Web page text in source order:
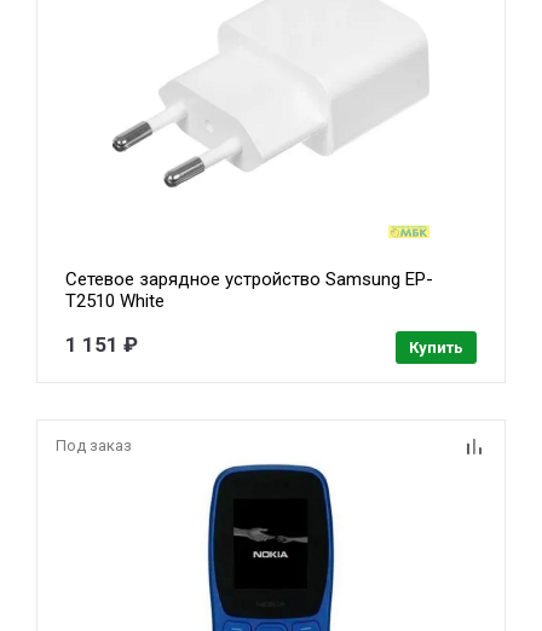
Сетевое зарядное устройство Samsung EP-
T2510 White
1 151 ₽ Купить
Под заказ